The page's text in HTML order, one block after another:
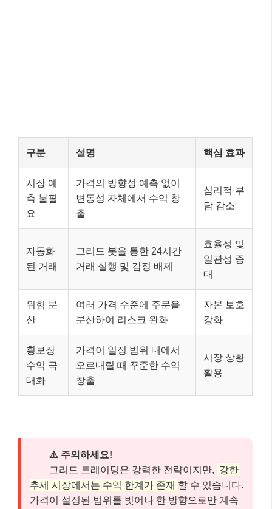
구분 설명 핵심 효과
시장 예
측 불필
요
가격의 방향성 예측 없이
변동성 자체에서 수익 창
출
심리적 부
담 감소
자동화
된 거래
그리드 봇을 통한 24시간
거래 실행 및 감정 배제
효율성 및
일관성 증
대
위험 분
산
여러 가격 수준에 주문을
분산하여 리스크 완화
자본 보호
강화
횡보장
수익 극
대화
가격이 일정 범위 내에서
오르내릴 때 꾸준한 수익
창출
시장 상황
활용
⚠️ 주의하세요!
그리드 트레이딩은 강력한 전략이지만, 강한
추세 시장에서는 수익 한계가 존재 할 수 있습니다.
가격이 설정된 범위를 벗어나 한 방향으로만 계속